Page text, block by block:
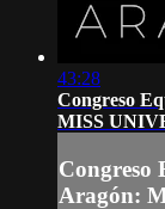
43:28
Congreso
MISS
Congreso
Aragón: